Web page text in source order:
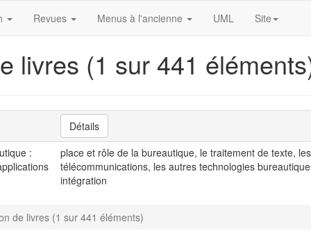
Revues Menus à l'ancienne UML Site
livres (1 sur 441
Détails
:
place et rôle de la bureautique, le traitement de texte, les
télécommunications, les autres technologies
intégration
de livres (1 sur 441 éléments)